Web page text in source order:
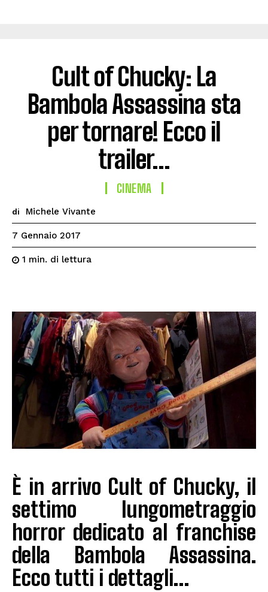
Cult of Chucky: La
Bambola Assassina sta
per tornare! Ecco il
trailer…
CINEMA
di Michele Vivante
7 Gennaio 2017
1 min. di lettura
È in arrivo Cult of Chucky, il
settimo lungometraggio
horror dedicato al franchise
della Bambola Assassina.
Ecco tutti i dettagli…